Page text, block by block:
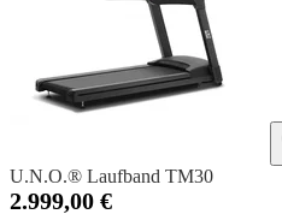
U.N.O.® Laufband TM30
2.999,00 €